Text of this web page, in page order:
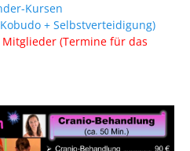
Kursen
+ Selbstverteidigung)
Mitglieder (Termine für das